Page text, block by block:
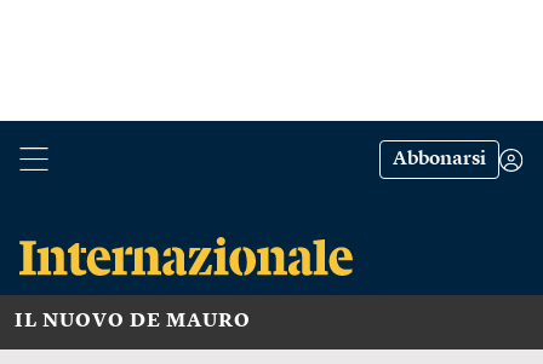
Abbonarsi
IL NUOVO DE MAURO